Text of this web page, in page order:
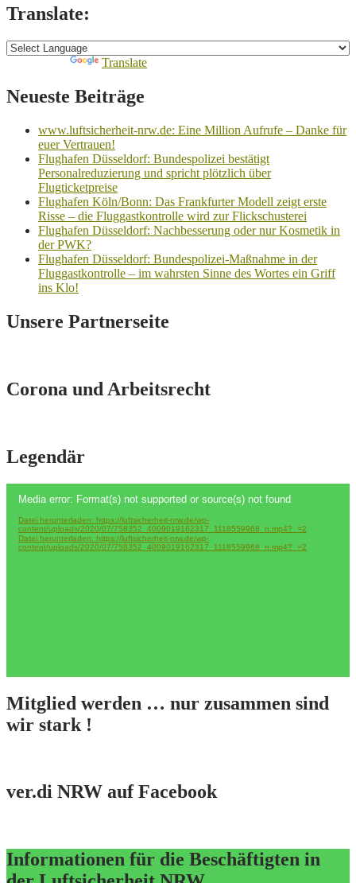
Translate:
Translate
Neueste Beiträge
www.luftsicherheit-nrw.de: Eine Million Aufrufe – Danke für
euer Vertrauen!
Flughafen Düsseldorf: Bundespolizei bestätigt
Personalreduzierung und spricht plötzlich über
Flugticketpreise
Flughafen Köln/Bonn: Das Frankfurter Modell zeigt erste
Risse – die Fluggastkontrolle wird zur Flickschusterei
Flughafen Düsseldorf: Nachbesserung oder nur Kosmetik in
der PWK?
Flughafen Düsseldorf: Bundespolizei-Maßnahme in der
Fluggastkontrolle – im wahrsten Sinne des Wortes ein Griff
ins Klo!
Unsere Partnerseite
Corona und Arbeitsrecht
Legendär
Player
Media error: Format(s) not supported or source(s) not found
Datei herunterladen: https://luftsicherheit-nrw.de/wp-
content/uploads/2020/07/758352_4009019162317_1118559968_n.mp4?_=2
Datei herunterladen: https://luftsicherheit-nrw.de/wp-
content/uploads/2020/07/758352_4009019162317_1118559968_n.mp4?_=2
Mitglied werden … nur zusammen sind
wir stark !
ver.di NRW auf Facebook
Informationen für die Beschäftigten in